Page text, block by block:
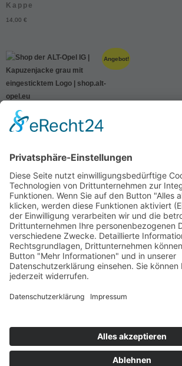
Kappe
14,00 €
Angebot!
Kapuzen-Sweatjacke
19,50 –39,00€
Kontakt
Datenschutzerklärung
Impressum
Allgemeine Geschäftsbedingungen (AGB)
Widerrufsbelehrung
Zahlarten und Versandkosten